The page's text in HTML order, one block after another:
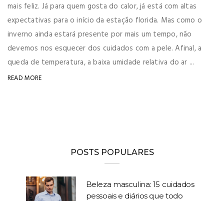
mais feliz. Já para quem gosta do calor, já está com altas
expectativas para o início da estação florida. Mas como o
inverno ainda estará presente por mais um tempo, não
devemos nos esquecer dos cuidados com a pele. Afinal, a
queda de temperatura, a baixa umidade relativa do ar ...
READ MORE
POSTS POPULARES
Beleza masculina: 15 cuidados
pessoais e diários que todo